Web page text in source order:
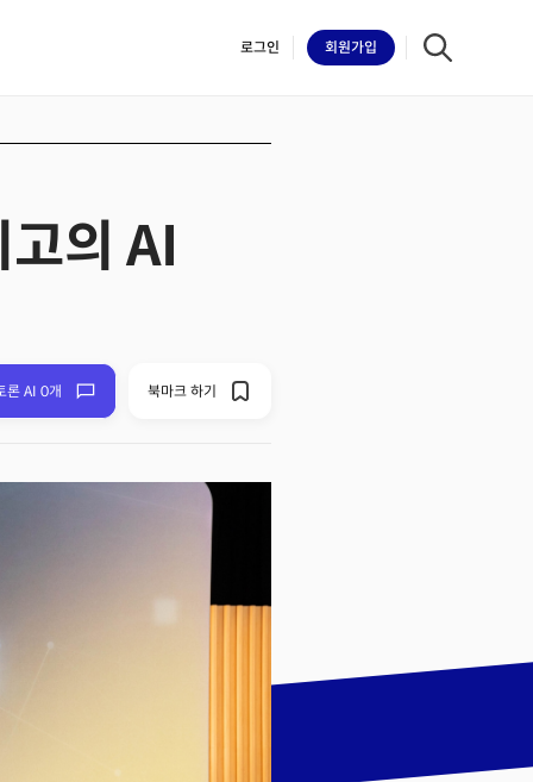
로그인 회원가입
의 AI
론 AI 0개 북마크 하기